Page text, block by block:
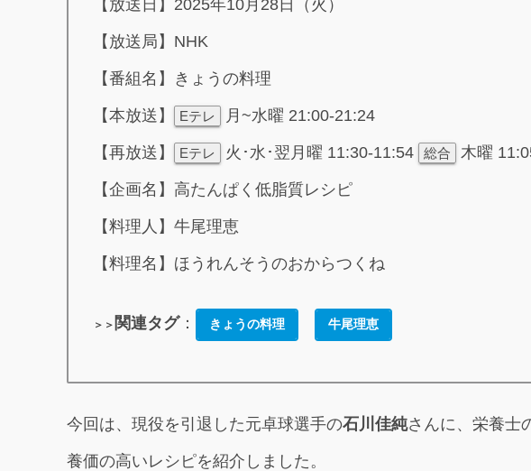
【放送日】2025年10月28日（火）
【放送局】NHK
【番組名】きょうの料理
【本放送】 Eテレ 月~水曜 21:00-21:24
【再放送】 Eテレ 火･水･翌月曜 11:30-11:54 総合 木曜
【企画名】高たんぱく低脂質レシピ
【料理人】牛尾理恵
【料理名】ほうれんそうのおからつくね
＞＞ 関連タグ： きょうの料理 牛尾理恵
今回は、現役を引退した元卓球選手の石川佳純さんに、栄養士
養価の高いレシピを紹介しました。